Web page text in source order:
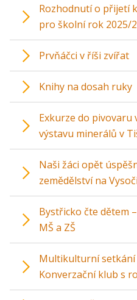
Rozhodnutí o přijetí
pro školní rok 2025/
Prvňáčci v říši zvířat
Knihy na dosah ruky
Exkurze do pivovaru
výstavu minerálů v
Naši žáci opět
zemědělství na
Bystřicko čte dětem
MŠ a ZŠ
Multikulturní setkání
Konverzační klub s